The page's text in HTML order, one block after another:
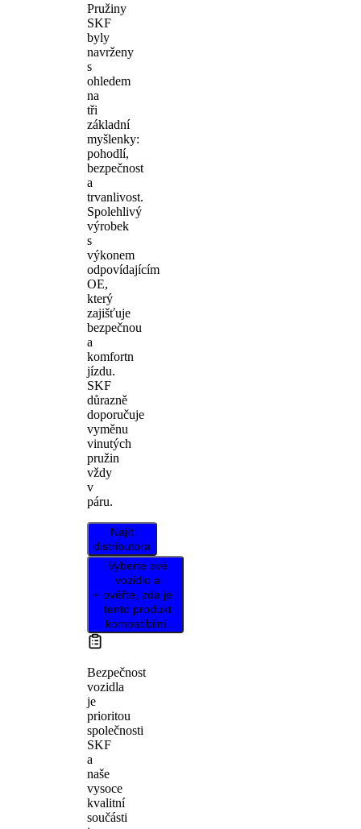
Pružiny
SKF
byly
navrženy
s
ohledem
na
tři
základní
myšlenky:
pohodlí,
bezpečnost
a
trvanlivost.
Spolehlivý
výrobek
s
výkonem
odpovídajícím
OE,
který
zajišťuje
bezpečnou
a
komfortn
jízdu.
SKF
důrazně
doporučuje
vyměnu
vinutých
pružin
vždy
v
páru.
Najít
distributora
Vyberte své
vozidlo a
ověřte, zda je
tento produkt
kompatibilní.
Bezpečnost
vozidla
je
prioritou
společnosti
SKF
a
naše
vysoce
kvalitní
součásti